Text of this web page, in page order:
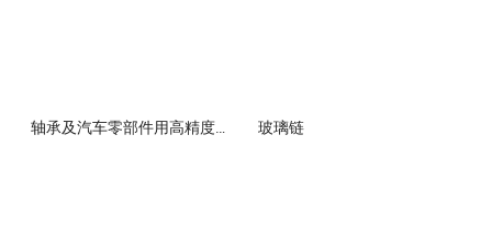
轴承及汽车零部件用高精度钢球 玻璃链